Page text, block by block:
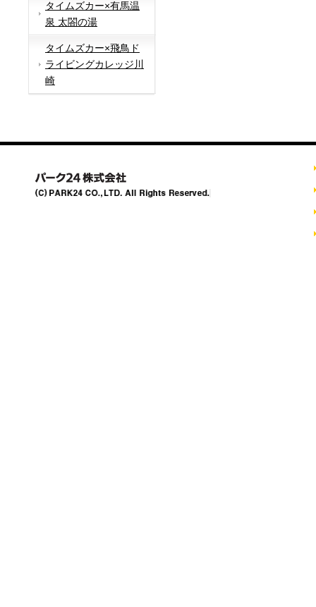
タイムズカー×有馬温
泉 太閤の湯
タイムズカー×飛鳥ド
ライビングカレッジ川
崎